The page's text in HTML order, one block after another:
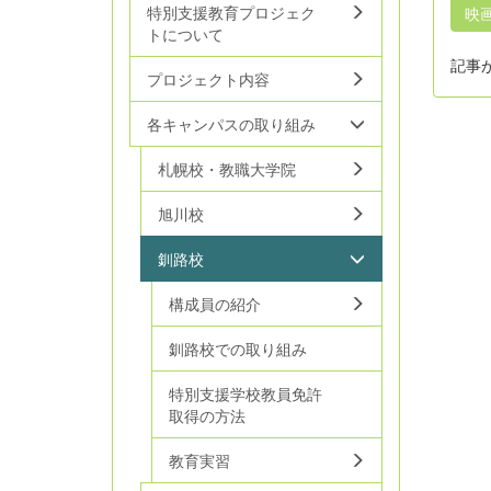
映
記事
特別支援教育プロジェク
トについて
プロジェクト内容
各キャンパスの取り組み
札幌校・教職大学院
旭川校
釧路校
構成員の紹介
釧路校での取り組み
特別支援学校教員免許
取得の方法
教育実習